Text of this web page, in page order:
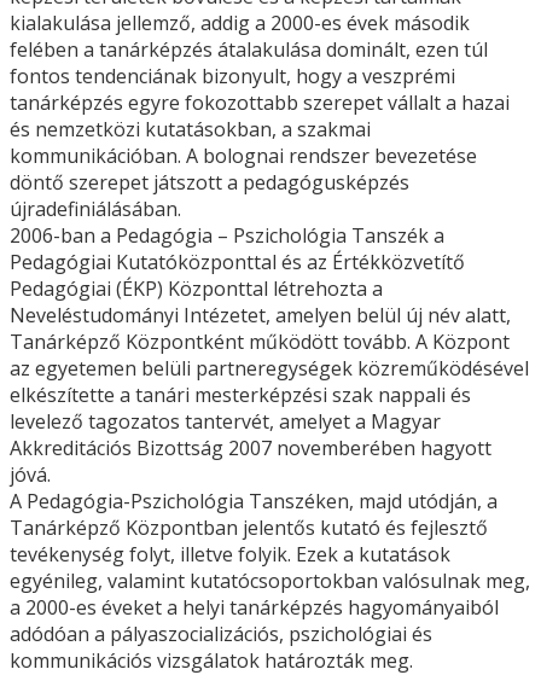
kialakulása jellemző, addig a 2000-es évek második
felében a tanárképzés átalakulása dominált, ezen túl
fontos tendenciának bizonyult, hogy a veszprémi
tanárképzés egyre fokozottabb szerepet vállalt a hazai
és nemzetközi kutatásokban, a szakmai
kommunikációban. A bolognai rendszer bevezetése
döntő szerepet játszott a pedagógusképzés
újradefiniálásában.
2006-ban a Pedagógia – Pszichológia Tanszék a
Pedagógiai Kutatóközponttal és az Értékközvetítő
Pedagógiai (ÉKP) Központtal létrehozta a
Neveléstudományi Intézetet, amelyen belül új név alatt,
Tanárképző Központként működött tovább. A Központ
az egyetemen belüli partneregységek közreműködésével
elkészítette a tanári mesterképzési szak nappali és
levelező tagozatos tantervét, amelyet a Magyar
Akkreditációs Bizottság 2007 novemberében hagyott
jóvá.
A Pedagógia-Pszichológia Tanszéken, majd utódján, a
Tanárképző Központban jelentős kutató és fejlesztő
tevékenység folyt, illetve folyik. Ezek a kutatások
egyénileg, valamint kutatócsoportokban valósulnak meg,
a 2000-es éveket a helyi tanárképzés hagyományaiból
adódóan a pályaszocializációs, pszichológiai és
kommunikációs vizsgálatok határozták meg.